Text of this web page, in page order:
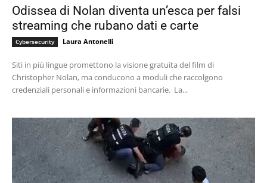
Odissea di Nolan diventa un’esca per falsi
streaming che rubano dati e carte
Cybersecurity Laura Antonelli
Siti in più lingue promettono la visione gratuita del film di
Christopher Nolan, ma conducono a moduli che raccolgono
credenziali personali e informazioni bancarie. La...